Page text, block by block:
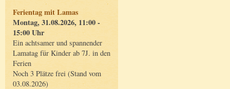
Ferientag mit Lamas
Montag, 31.08.2026, 11:00 -
15:00 Uhr
Ein achtsamer und spannender
Lamatag für Kinder ab 7J. in den
Ferien
Noch 3 Plätze frei (Stand vom
03.08.2026)